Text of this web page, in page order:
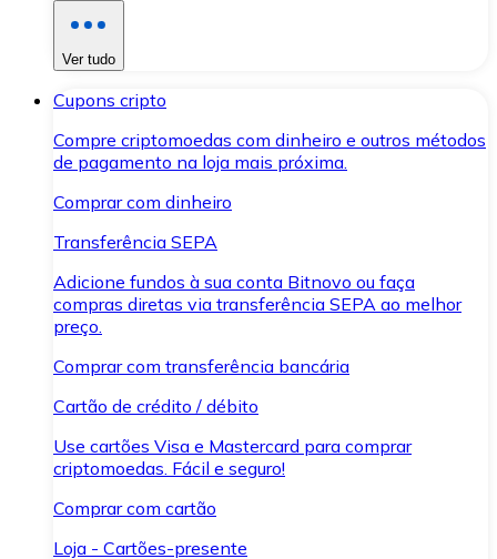
Ver tudo
Cupons cripto
Compre criptomoedas com dinheiro e outros métodos
de pagamento na loja mais próxima.
Comprar com dinheiro
Transferência SEPA
Adicione fundos à sua conta Bitnovo ou faça
compras diretas via transferência SEPA ao melhor
preço.
Comprar com transferência bancária
Cartão de crédito / débito
Use cartões Visa e Mastercard para comprar
criptomoedas. Fácil e seguro!
Comprar com cartão
Loja - Cartões-presente